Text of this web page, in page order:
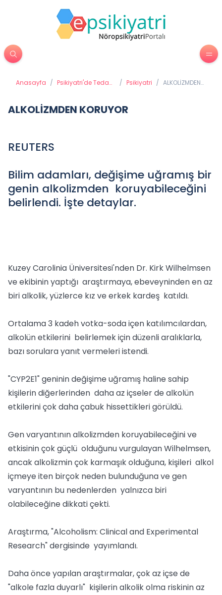
Anasayfa / Psikiyatri'de Tedavi
/ Psikiyatri / ALKOLİZMDEN
ALKOLİZMDEN KORUYOR
REUTERS
Bilim adamları, değişime uğramış bir
genin alkolizmden koruyabileceğini
belirlendi. İşte detaylar.
Kuzey Carolinia Üniversitesi'nden Dr. Kirk Wilhelmsen
ve ekibinin yaptığı araştırmaya, ebeveyninden en az
biri alkolik, yüzlerce kız ve erkek kardeş katıldı.
Ortalama 3 kadeh votka-soda içen katılımcılardan,
alkolün etkilerini belirlemek için düzenli aralıklarla,
bazı sorulara yanıt vermeleri istendi.
"CYP2E1" geninin değişime uğramış haline sahip
kişilerin diğerlerinden daha az içseler de alkolün
etkilerini çok daha çabuk hissettikleri görüldü.
Gen varyantının alkolizmden koruyabileceğini ve
etkisinin çok güçlü olduğunu vurgulayan Wilhelmsen,
ancak alkolizmin çok karmaşık olduğuna, kişileri alkol
içmeye iten birçok neden bulunduğuna ve gen
varyantının bu nedenlerden yalnızca biri
olabileceğine dikkati çekti.
Araştırma, "Alcoholism: Clinical and Experimental
Research" dergisinde yayımlandı.
Daha önce yapılan araştırmalar, çok az içse de
"alkole fazla duyarlı" kişilerin alkolik olma riskinin az